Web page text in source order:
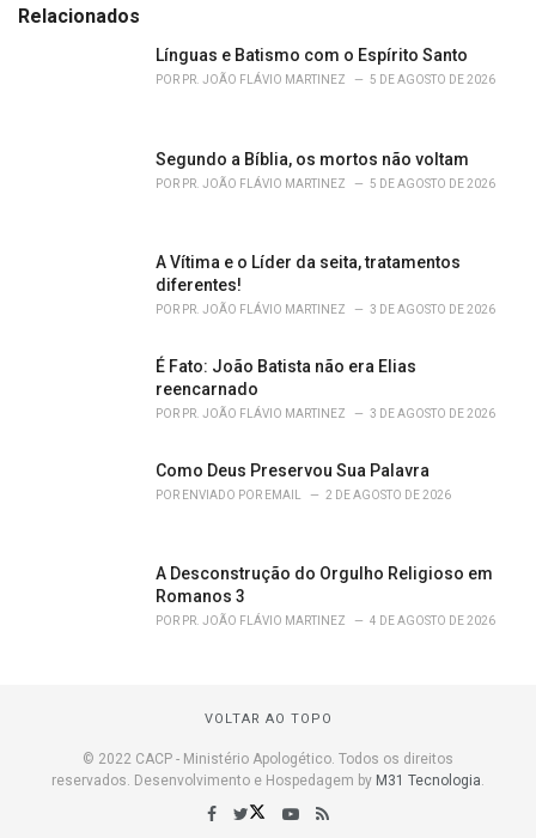
g
Relacionados
Línguas e Batismo com o Espírito Santo
POR PR. JOÃO FLÁVIO MARTINEZ 5 DE AGOSTO DE 2026
Segundo a Bíblia, os mortos não voltam
POR PR. JOÃO FLÁVIO MARTINEZ 5 DE AGOSTO DE 2026
A Vítima e o Líder da seita, tratamentos
diferentes!
POR PR. JOÃO FLÁVIO MARTINEZ 3 DE AGOSTO DE 2026
É Fato: João Batista não era Elias
reencarnado
POR PR. JOÃO FLÁVIO MARTINEZ 3 DE AGOSTO DE 2026
Como Deus Preservou Sua Palavra
POR ENVIADO POR EMAIL 2 DE AGOSTO DE 2026
A Desconstrução do Orgulho Religioso em
Romanos 3
POR PR. JOÃO FLÁVIO MARTINEZ 4 DE AGOSTO DE 2026
VOLTAR AO TOPO
© 2022 CACP - Ministério Apologético. Todos os direitos
reservados. Desenvolvimento e Hospedagem by M31 Tecnologia.